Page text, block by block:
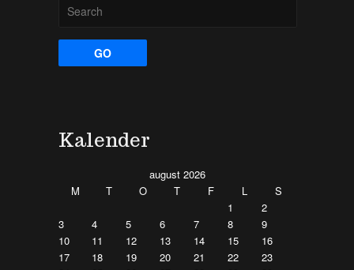
Kalender
august 2026
M
T O T F L S
1
2
3
4 5 6 7 8
9
10
11 12 13 14 15
16
17
18 19 20 21 22
23